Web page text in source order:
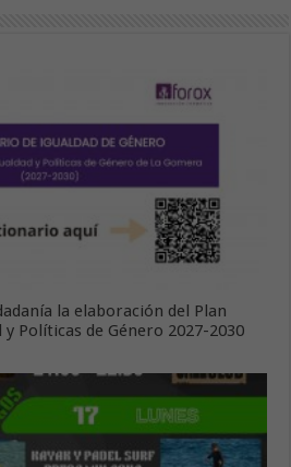
la elaboración del Plan
Políticas de Género 2027-2030